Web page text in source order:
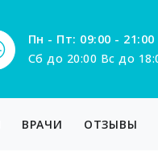
Пн - Пт: 09:00 - 21:00
Сб до 20:00 Вс до
ВРАЧИ ОТЗЫВЫ